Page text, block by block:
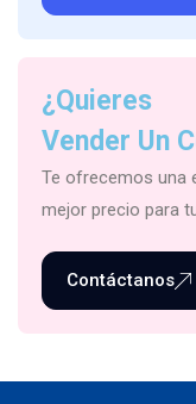
¿Quieres
Vender Un
Te ofrecemos una
mejor precio para
Contáctanos